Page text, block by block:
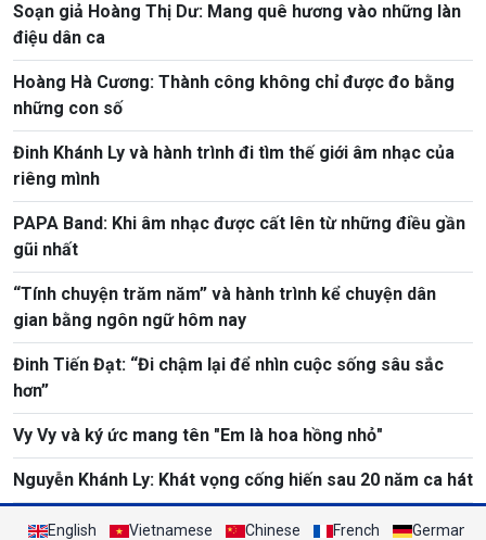
Soạn giả Hoàng Thị Dư: Mang quê hương vào những làn
điệu dân ca
Hoàng Hà Cương: Thành công không chỉ được đo bằng
những con số
Đinh Khánh Ly và hành trình đi tìm thế giới âm nhạc của
riêng mình
PAPA Band: Khi âm nhạc được cất lên từ những điều gần
gũi nhất
“Tính chuyện trăm năm” và hành trình kể chuyện dân
gian bằng ngôn ngữ hôm nay
Đinh Tiến Đạt: “Đi chậm lại để nhìn cuộc sống sâu sắc
hơn”
Vy Vy và ký ức mang tên "Em là hoa hồng nhỏ"
Nguyễn Khánh Ly: Khát vọng cống hiến sau 20 năm ca hát
English Vietnamese Chinese French German